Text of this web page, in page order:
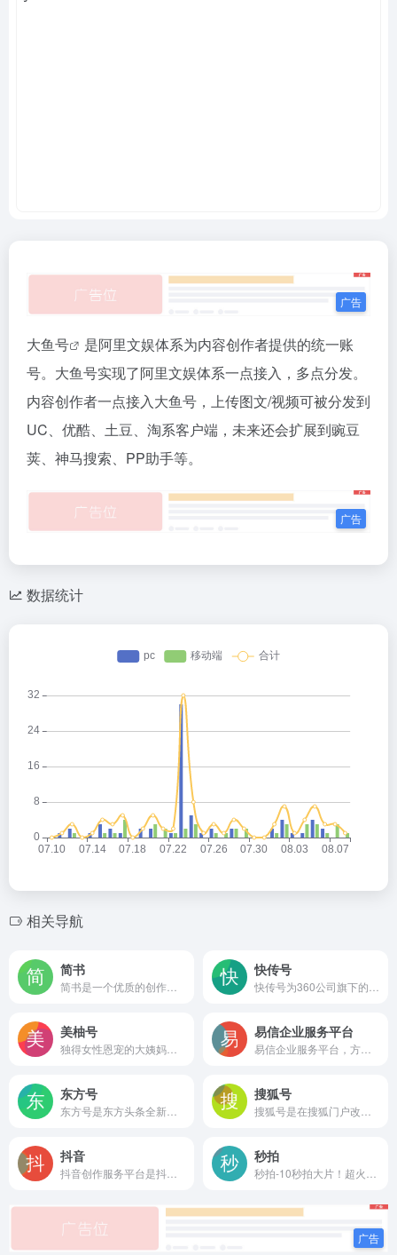
大鱼号
是阿里文娱体系为内容创作者提供的统一账
号。大鱼号实现了阿里文娱体系一点接入，多点分发。
内容创作者一点接入大鱼号，上传图文/视频可被分发到
UC、优酷、土豆、淘系客户端，未来还会扩展到豌豆
荚、神马搜索、PP助手等。
数据统计
相关导航
简书 快传号
美柚号 易信企业服务平台
东方号 搜狐号
抖音 秒拍